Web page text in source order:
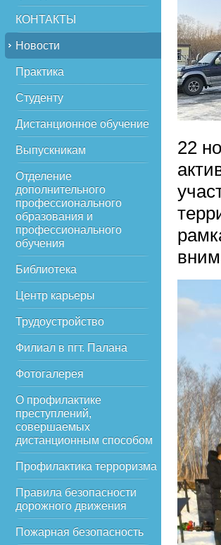
КОНТАКТЫ
Новости
Практика
Студенту
Дистанционное обучение
Выпускникам
Отделение
дополнительного
профессионального
образования и
профессионального
обучения
Библиотека
Центр карьеры
Трудоустройство
Филиал в пгт. Палана
Фотогалерея
О профилактике
преступлений,
совершаемых
дистанционным способом
Профилактика терроризма
Правила безопасности
дорожного движения
Пожарная безопасность
22